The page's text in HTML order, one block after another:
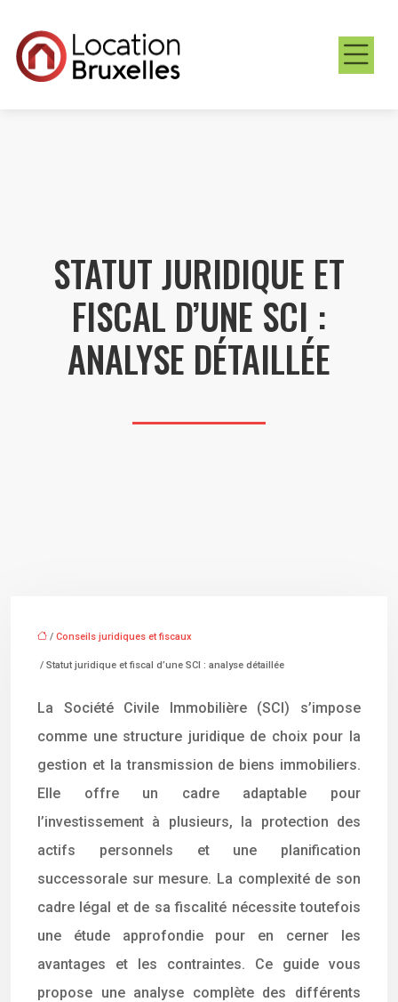
STATUT JURIDIQUE ET
FISCAL D’UNE SCI :
ANALYSE DÉTAILLÉE
/ Conseils juridiques et fiscaux
/ Statut juridique et fiscal d’une SCI : analyse détaillée
La Société Civile Immobilière (SCI) s’impose
comme une structure juridique de choix pour la
gestion et la transmission de biens immobiliers.
Elle offre un cadre adaptable pour
l’investissement à plusieurs, la protection des
actifs personnels et une planification
successorale sur mesure. La complexité de son
cadre légal et de sa fiscalité nécessite toutefois
une étude approfondie pour en cerner les
avantages et les contraintes. Ce guide vous
propose une analyse complète des différents